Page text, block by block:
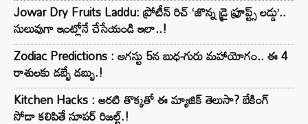
Jowar Dry Fruits Laddu: ప్రోటీన్ రిచ్ ‘జొన్న డ్రై ఫ్రూప్ట్స్ లడ్డు’..
సులువుగా ఇంట్లోనే చేసేయండి ఇలా..!
Zodiac Predictions : ఆగస్టు 5న బుధ-గురు మహాయోగం.. ఈ 4
రాశులకు డబ్బే డబ్బు.!
Kitchen Hacks : అరటి తొక్కతో ఈ మ్యాజిక్ తెలుసా? బేకింగ్
సోడా కలిపితే సూపర్ రిజల్ట్.!